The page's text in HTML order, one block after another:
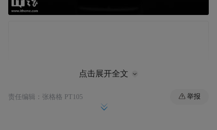
点击展开全文
责任编辑：张格格 PT105 举报